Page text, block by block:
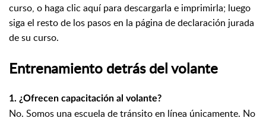
curso, o haga clic aquí para descargarla e imprimirla; luego
siga el resto de los pasos en la página de declaración jurada
de su curso.
Entrenamiento detrás del volante
1. ¿Ofrecen capacitación al volante?
No. Somos una escuela de tránsito en línea únicamente. No